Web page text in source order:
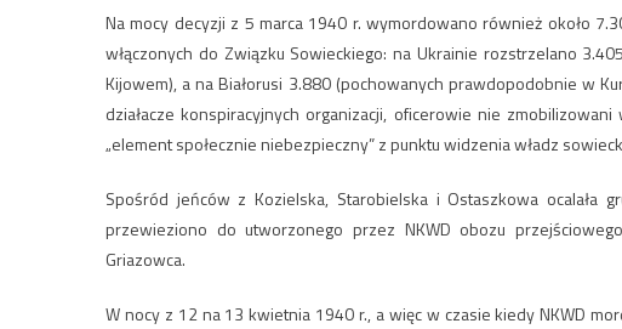
Na mocy decyzji z 5 marca 1940 r. wymordowano również około
włączonych do Związku Sowieckiego: na Ukrainie rozstrzelano
Kijowem), a na Białorusi 3.880 (pochowanych prawdopodobnie w
działacze konspiracyjnych organizacji, oficerowie nie
„element społecznie niebezpieczny” z punktu widzenia władz
Spośród jeńców z Kozielska, Starobielska i Ostaszkowa ocalała
przewieziono do utworzonego przez NKWD obozu
Griazowca.
W nocy z 12 na 13 kwietnia 1940 r., a więc w czasie kiedy NKWD